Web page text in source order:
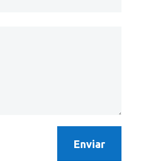
Enviar